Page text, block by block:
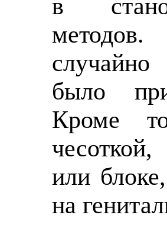
в
было
Кроме
или
на